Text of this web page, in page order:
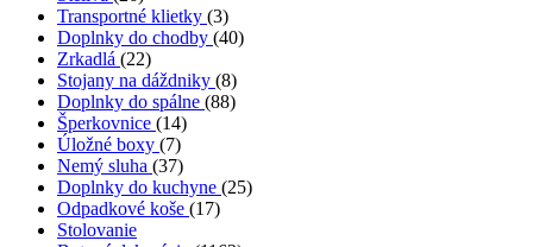
Transportné klietky (3)
Doplnky do chodby (40)
Zrkadlá (22)
Stojany na dáždniky (8)
Doplnky do spálne (88)
Šperkovnice (14)
Úložné boxy (7)
Nemý sluha (37)
Doplnky do kuchyne (25)
Odpadkové koše (17)
Stolovanie